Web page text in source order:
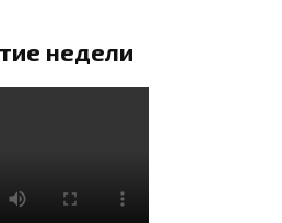
недели